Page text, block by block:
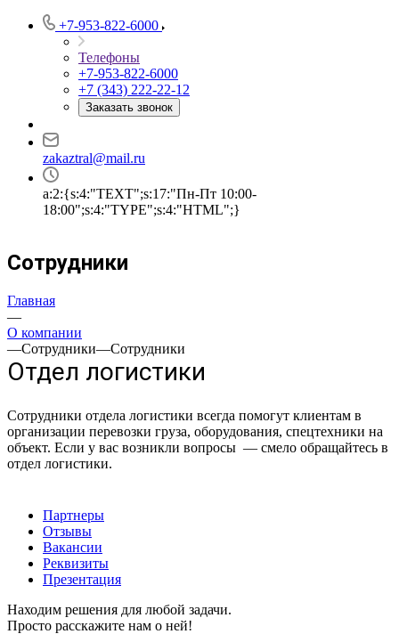
+7-953-822-6000
Телефоны
+7-953-822-6000
+7 (343) 222-22-12
Заказать звонок
zakaztral@mail.ru
a:2:{s:4:"TEXT";s:17:"Пн-Пт 10:00-
18:00";s:4:"TYPE";s:4:"HTML";}
Сотрудники
Главная
—
О компании
—Сотрудники—Сотрудники
Отдел логистики
Сотрудники отдела логистики всегда помогут клиентам в
организации перевозки груза, оборудования, спецтехники на
объект. Если у вас возникли вопросы — смело обращайтесь в
отдел логистики.
Специалист
логистики
Бокарев
Анатолий
Специалист
логистики
Кремлев
Александр
Специалист
логистики
Денис
Булыгин
Специалист
логистики
Сергей
Зюзев
Партнеры
Отзывы
Вакансии
Реквизиты
Презентация
Находим решения для любой задачи.
Просто расскажите нам о ней!